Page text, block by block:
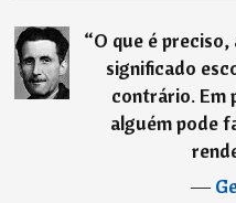
“O que é
significado
contrário. Em
alguém pode
―